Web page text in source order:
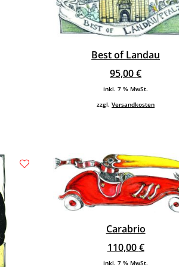
Best of Landau
95,00€
inkl. 7 % MwSt.
zzgl.Versandkosten
Carabrio
110,00€
inkl. 7 % MwSt.